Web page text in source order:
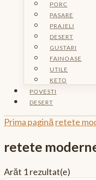
PORC
PASARE
PRAJELI
DESERT
GUSTARI
FAINOASE
UTILE
KETO
POVESTI
DESERT
Prima pagină retete
retete
Arăt 1 rezultat(e)